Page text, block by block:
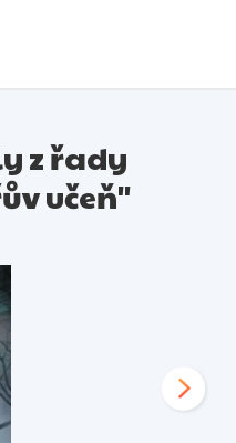
z řady
učeň"